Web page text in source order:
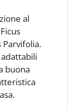
al
Parvifolia.
buona